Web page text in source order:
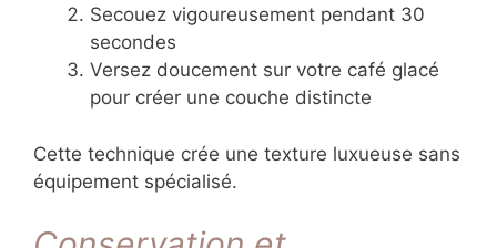
Secouez vigoureusement pendant 30
secondes
Versez doucement sur votre café glacé
pour créer une couche distincte
Cette technique crée une texture luxueuse sans
équipement spécialisé.